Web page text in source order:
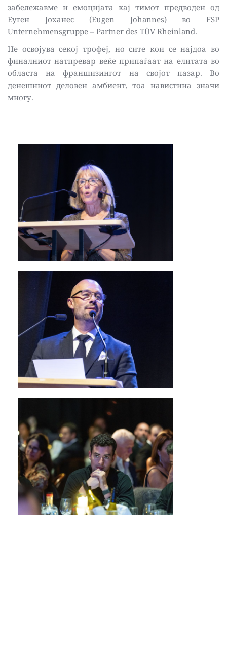
забележавме и емоцијата кај тимот предводен од
Еуген Јоханес (Eugen Johannes) во FSP
Unternehmensgruppe – Partner des TÜV Rheinland.
Не освојува секој трофеј, но сите кои се најдоа во
финалниот натпревар веќе припаѓаат на елитата во
областа на франшизингот на својот пазар. Во
денешниот деловен амбиент, тоа навистина значи
многу.